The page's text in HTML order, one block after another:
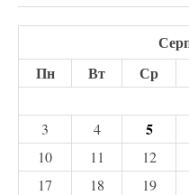
Пн
Вт Ср
3
4 5
10
11 12
17
18 19